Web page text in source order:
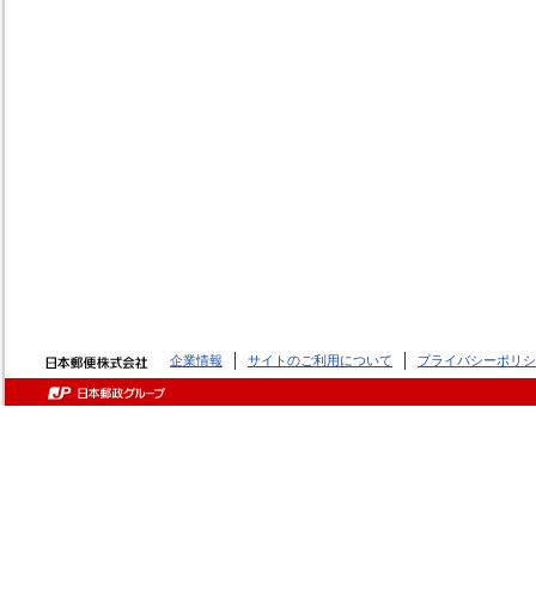
企業情報 サイトのご利用について プライバシーポリ